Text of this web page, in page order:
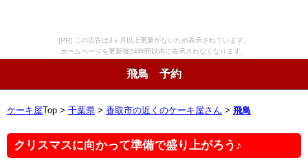
[PR] この広告は3ヶ月以上更新がないため表示されています。
ホームページを更新後24時間以内に表示されなくなります。
飛鳥 予約
ケーキ屋 Top > 千葉県 > 香取市の近くのケーキ屋さん > 飛鳥
クリスマスに向かって準備で盛り上がろう♪